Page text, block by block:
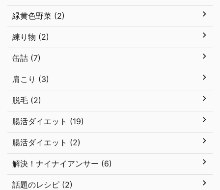
緑黄色野菜 (2)
練り物 (2)
缶詰 (7)
肩こり (3)
脱毛 (2)
腸活ダイエット (19)
腸活ダイエット (2)
解決！ナイナイアンサー (6)
話題のレシピ (2)